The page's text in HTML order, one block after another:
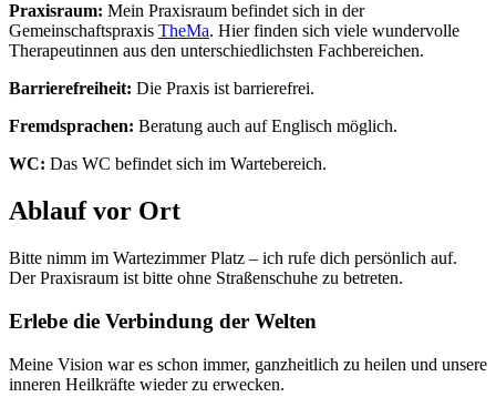
Praxisraum: Mein Praxisraum befindet sich in der
Gemeinschaftspraxis TheMa. Hier finden sich viele wundervolle
Therapeutinnen aus den unterschiedlichsten Fachbereichen.
Barriere­frei­heit: Die Praxis ist barrierefrei.
Fremd­sprachen: Beratung auch auf Englisch möglich.
WC: Das WC befindet sich im Wartebereich.
Ablauf vor Ort
Bitte nimm im Wartezimmer Platz – ich rufe dich persönlich auf.
Der Praxisraum ist bitte ohne Straßenschuhe zu betreten.
Erlebe die Ver­bindung der Welten
Meine Vision war es schon immer, ganzheitlich zu heilen und unsere
inneren Heilkräfte wieder zu erwecken.